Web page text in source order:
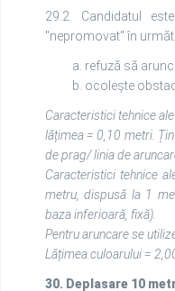
29.2. Candidatul
"nepromovat" în
a. refuză să
b. ocolește
Caracteristici tehnice
lățimea = 0,10 metri.
de prag/ linia de
Caracteristici tehnice
metru, dispusă la 1
baza inferioară, fixă).
Pentru aruncare se
Lățimea culoarului =
30. Deplasare 10